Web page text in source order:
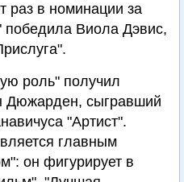
раз в номинации за
Виола Дэвис,
роль" получил
Дюжарден, сыгравший
"Артист".
главным
он фигурирует в